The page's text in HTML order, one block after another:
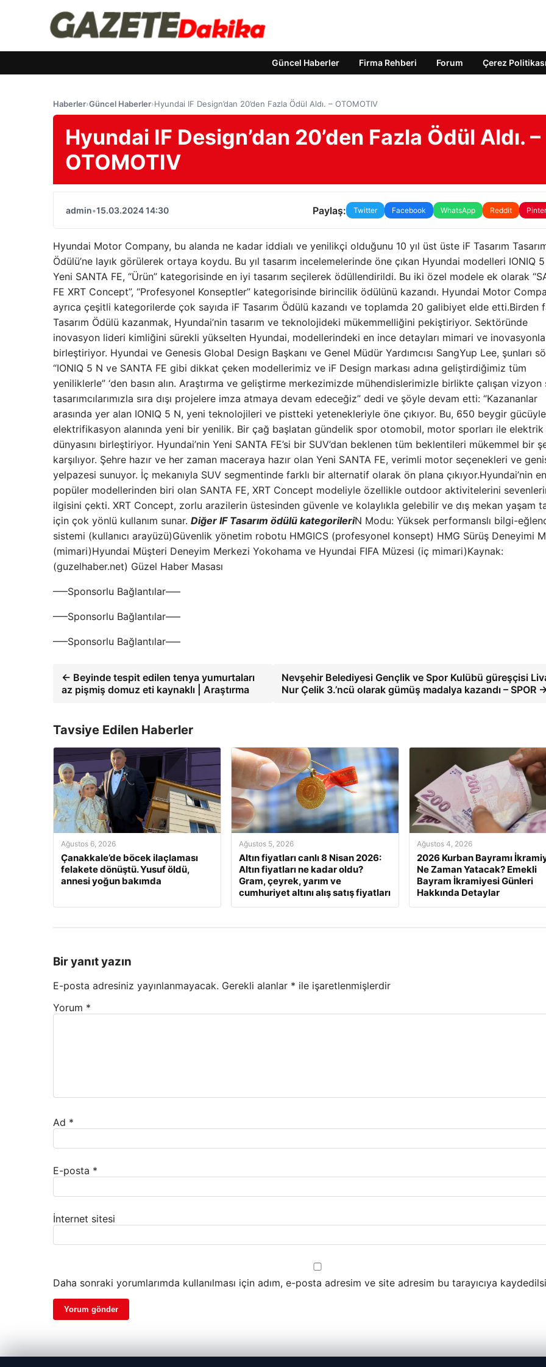
Güncel Haberler Firma Rehberi Forum Çerez Politikası
Haberler›Güncel Haberler›Hyundai IF Design’dan 20’den Fazla Ödül Aldı. – OTOMOTIV
Hyundai IF Design’dan 20’den Fazla Ödül Aldı. –
OTOMOTIV
admin•15.03.2024 14:30 Paylaş: Twitter Facebook WhatsApp Reddit
Hyundai Motor Company, bu alanda ne kadar iddialı ve yenilikçi olduğunu 10 yıl üst üste iF Tasarım
Ödülü’ne layık görülerek ortaya koydu. Bu yıl tasarım incelemelerinde öne çıkan Hyundai modelleri IONIQ
Yeni SANTA FE, “Ürün” kategorisinde en iyi tasarım seçilerek ödüllendirildi. Bu iki özel modele ek olarak
FE XRT Concept”, “Profesyonel Konseptler” kategorisinde birincilik ödülünü kazandı. Hyundai Motor
ayrıca çeşitli kategorilerde çok sayıda iF Tasarım Ödülü kazandı ve toplamda 20 galibiyet elde etti.Birden
Tasarım Ödülü kazanmak, Hyundai’nin tasarım ve teknolojideki mükemmelliğini pekiştiriyor. Sektöründe
inovasyon lideri kimliğini sürekli yükselten Hyundai, modellerindeki en ince detayları mimari ve inovasyonla
birleştiriyor. Hyundai ve Genesis Global Design Başkanı ve Genel Müdür Yardımcısı SangYup Lee, şunları
“IONIQ 5 N ve SANTA FE gibi dikkat çeken modellerimiz ve iF Design markası adına geliştirdiğimiz tüm
yeniliklerle” ‘den basın alın. Araştırma ve geliştirme merkezimizde mühendislerimizle birlikte çalışan vizyon
tasarımcılarımızla sıra dışı projelere imza atmaya devam edeceğiz” dedi ve şöyle devam etti: “Kazananlar
arasında yer alan IONIQ 5 N, yeni teknolojileri ve pistteki yetenekleriyle öne çıkıyor. Bu, 650 beygir gücüyle
elektrifikasyon alanında yeni bir yenilik. Bir çağ başlatan gündelik spor otomobil, motor sporları ile elektrik
dünyasını birleştiriyor. Hyundai’nin Yeni SANTA FE’si bir SUV’dan beklenen tüm beklentileri mükemmel bir
karşılıyor. Şehre hazır ve her zaman maceraya hazır olan Yeni SANTA FE, verimli motor seçenekleri ve
yelpazesi sunuyor. İç mekanıyla SUV segmentinde farklı bir alternatif olarak ön plana çıkıyor.Hyundai’nin en
popüler modellerinden biri olan SANTA FE, XRT Concept modeliyle özellikle outdoor aktivitelerini
ilgisini çekti. XRT Concept, zorlu arazilerin üstesinden güvenle ve kolaylıkla gelebilir ve dış mekan yaşam
için çok yönlü kullanım sunar. Diğer IF Tasarım ödülü kategorileriN Modu: Yüksek performanslı bilgi-
sistemi (kullanıcı arayüzü)Güvenlik yönetim robotu HMGICS (profesyonel konsept) HMG Sürüş Deneyimi
(mimari)Hyundai Müşteri Deneyim Merkezi Yokohama ve Hyundai FIFA Müzesi (iç mimari)Kaynak:
(guzelhaber.net) Güzel Haber Masası
—–Sponsorlu Bağlantılar—–
—–Sponsorlu Bağlantılar—–
—–Sponsorlu Bağlantılar—–
← Beyinde tespit edilen tenya yumurtaları
az pişmiş domuz eti kaynaklı | Araştırma
Nevşehir Belediyesi Gençlik ve Spor Kulübü güreşçisi
Nur Çelik 3.’ncü olarak gümüş madalya kazandı – SPOR
Tavsiye Edilen Haberler
Ağustos 6, 2026
Çanakkale’de böcek ilaçlaması
felakete dönüştü. Yusuf öldü,
annesi yoğun bakımda
Ağustos 5, 2026
Altın fiyatları canlı 8 Nisan 2026:
Altın fiyatları ne kadar oldu?
Gram, çeyrek, yarım ve
cumhuriyet altını alış satış fiyatları
Ağustos 4, 2026
2026 Kurban Bayramı
Ne Zaman Yatacak? Emekli
Bayram İkramiyesi Günleri
Hakkında Detaylar
Bir yanıt yazın
E-posta adresiniz yayınlanmayacak. Gerekli alanlar * ile işaretlenmişlerdir
Yorum *
Ad *
E-posta *
İnternet sitesi
Daha sonraki yorumlarımda kullanılması için adım, e-posta adresim ve site adresim bu tarayıcıya